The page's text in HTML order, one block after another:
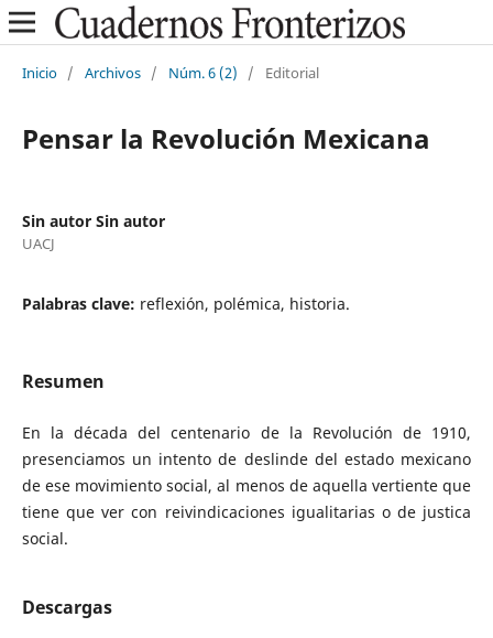
Inicio / Archivos / Núm. 6 (2) / Editorial
Pensar la Revolución Mexicana
Sin autor Sin autor
UACJ
Palabras clave: reflexión, polémica, historia.
Resumen
En la década del centenario de la Revolución de 1910,
presenciamos un intento de deslinde del estado mexicano
de ese movimiento social, al menos de aquella vertiente que
tiene que ver con reivindicaciones igualitarias o de justica
social.
Descargas